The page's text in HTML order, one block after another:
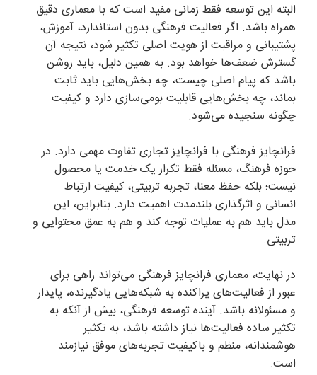
البته این توسعه فقط زمانی مفید است که با معماری دقیق
همراه باشد. اگر فعالیت فرهنگی بدون استاندارد، آموزش،
پشتیبانی و مراقبت از هویت اصلی تکثیر شود، نتیجه آن
گسترش ضعف‌ها خواهد بود. به همین دلیل، باید روشن
باشد که پیام اصلی چیست، چه بخش‌هایی باید ثابت
بماند، چه بخش‌هایی قابلیت بومی‌سازی دارد و کیفیت
چگونه سنجیده می‌شود.
فرانچایز فرهنگی با فرانچایز تجاری تفاوت مهمی دارد. در
حوزه فرهنگ، مسئله فقط تکرار یک خدمت یا محصول
نیست؛ بلکه حفظ معنا، تجربه تربیتی، کیفیت ارتباط
انسانی و اثرگذاری بلندمدت اهمیت دارد. بنابراین، این
مدل باید هم به عملیات توجه کند و هم به عمق محتوایی و
تربیتی.
در نهایت، معماری فرانچایز فرهنگی می‌تواند راهی برای
عبور از فعالیت‌های پراکنده به شبکه‌هایی یادگیرنده، پایدار
و مسئولانه باشد. آینده توسعه فرهنگی، بیش از آنکه به
تکثیر ساده فعالیت‌ها نیاز داشته باشد، به تکثیر
هوشمندانه، منظم و باکیفیت تجربه‌های موفق نیازمند
است.